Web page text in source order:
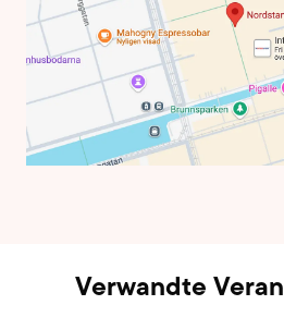
Verwandte